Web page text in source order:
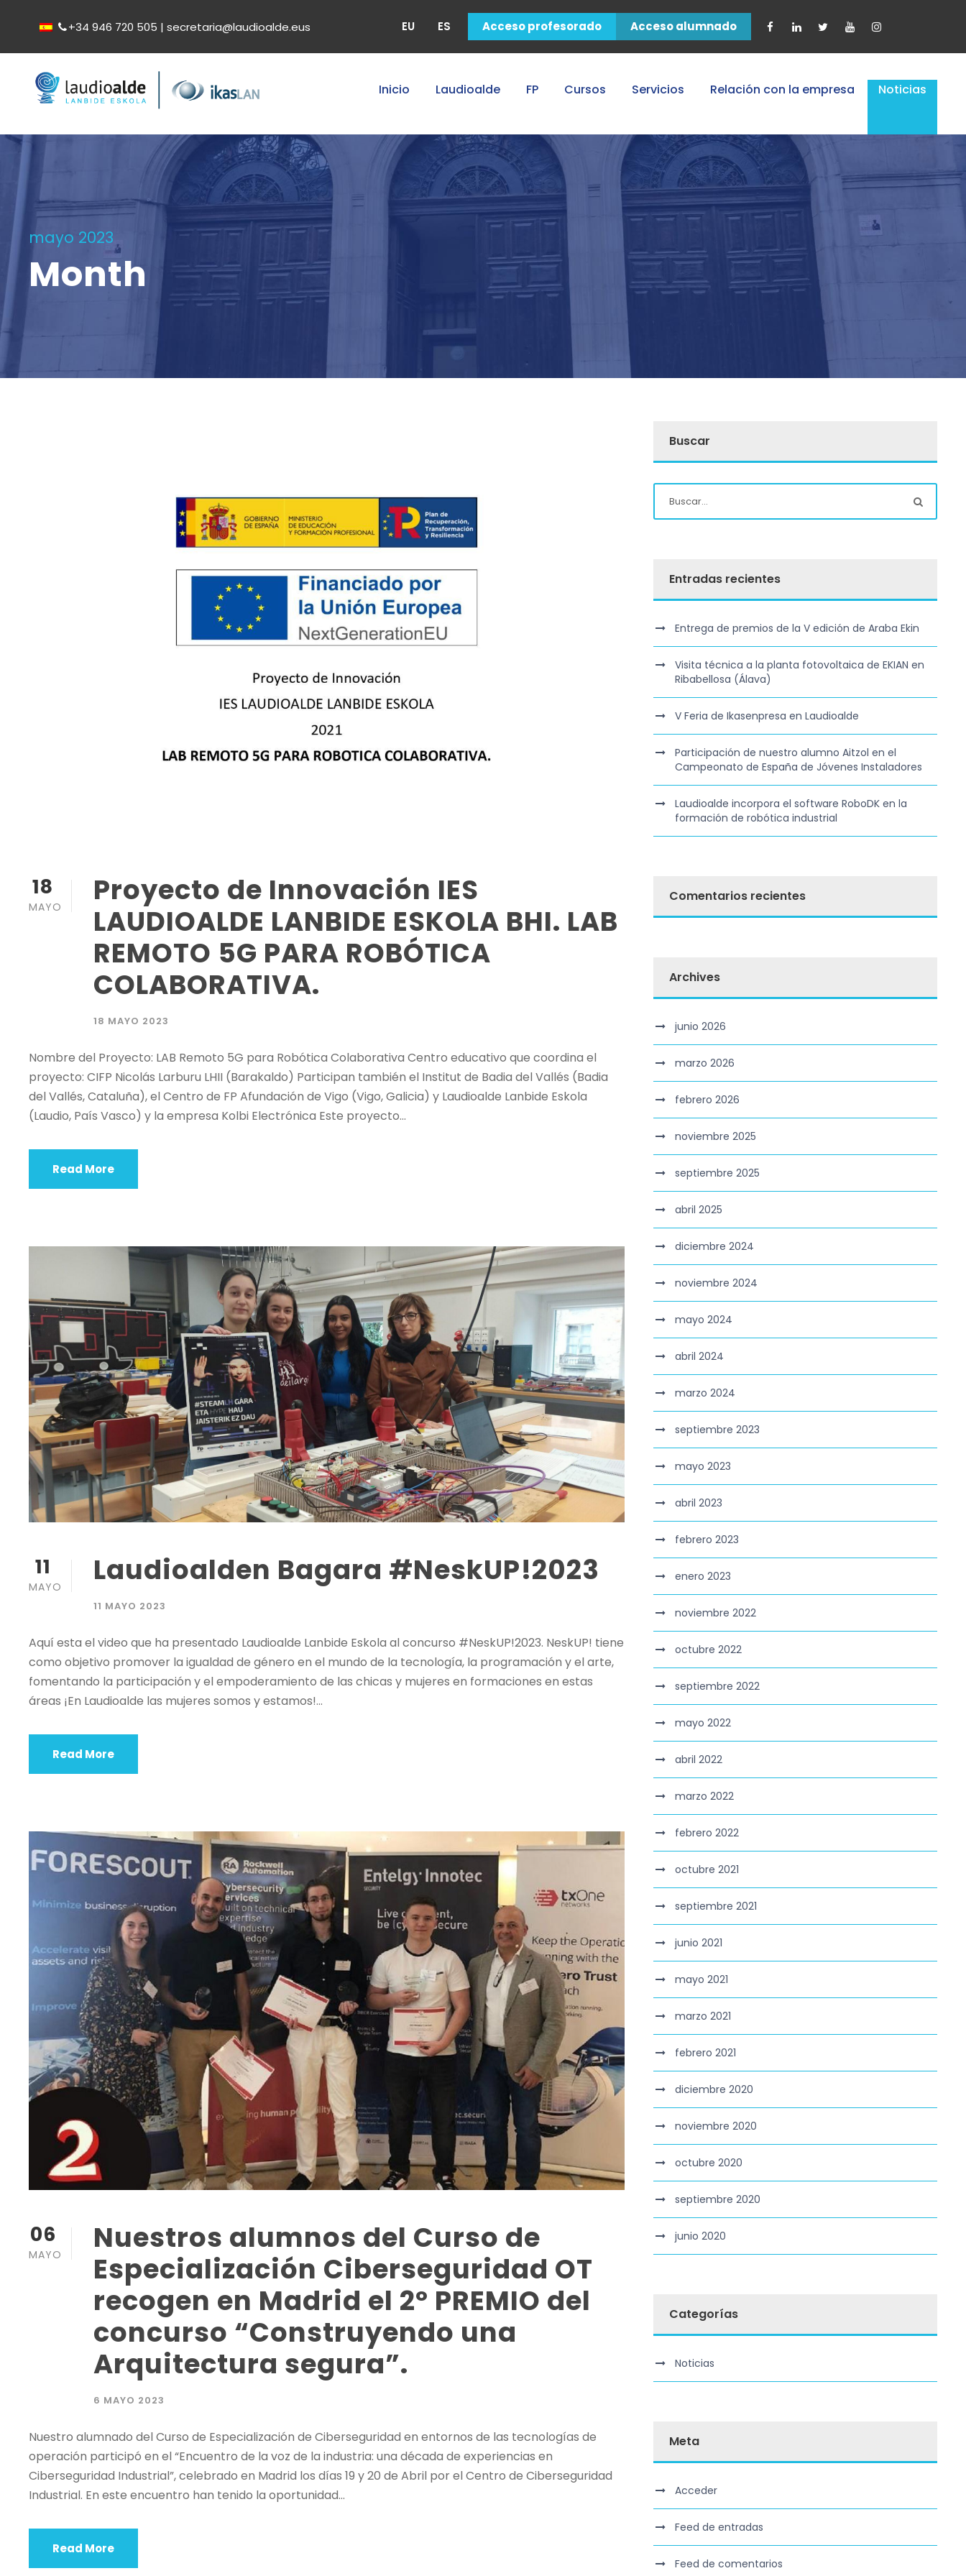
+34 946 720 505 | secretaria@laudioalde.eus EU ES Acceso profesorado Acceso alumnado
Inicio Laudioalde FP Cursos Servicios Relación con la empresa Noticias
mayo 2023
Month
18
MAYO
Proyecto de Innovación IES
LAUDIOALDE LANBIDE ESKOLA BHI. LAB
REMOTO 5G PARA ROBÓTICA
COLABORATIVA.
18 MAYO 2023
Nombre del Proyecto: LAB Remoto 5G para Robótica Colaborativa Centro educativo que coordina el
proyecto: CIFP Nicolás Larburu LHII (Barakaldo) Participan también el Institut de Badia del Vallés (Badia
del Vallés, Cataluña), el Centro de FP Afundación de Vigo (Vigo, Galicia) y Laudioalde Lanbide Eskola
(Laudio, País Vasco) y la empresa Kolbi Electrónica Este proyecto...
Read More
11
MAYO Laudioalden Bagara #NeskUP!2023
11 MAYO 2023
Aquí esta el video que ha presentado Laudioalde Lanbide Eskola al concurso #NeskUP!2023. NeskUP! tiene
como objetivo promover la igualdad de género en el mundo de la tecnología, la programación y el arte,
fomentando la participación y el empoderamiento de las chicas y mujeres en formaciones en estas
áreas ¡En Laudioalde las mujeres somos y estamos!...
Read More
06
MAYO
Nuestros alumnos del Curso de
Especialización Ciberseguridad OT
recogen en Madrid el 2º PREMIO del
concurso “Construyendo una
Arquitectura segura”.
6 MAYO 2023
Nuestro alumnado del Curso de Especialización de Ciberseguridad en entornos de las tecnologías de
operación participó en el “Encuentro de la voz de la industria: una década de experiencias en
Ciberseguridad Industrial”, celebrado en Madrid los días 19 y 20 de Abril por el Centro de Ciberseguridad
Industrial. En este encuentro han tenido la oportunidad...
Read More
Buscar
Entradas recientes
Entrega de premios de la V edición de Araba Ekin
Visita técnica a la planta fotovoltaica de EKIAN en
Ribabellosa (Álava)
V Feria de Ikasenpresa en Laudioalde
Participación de nuestro alumno Aitzol en el
Campeonato de España de Jóvenes Instaladores
Laudioalde incorpora el software RoboDK en la
formación de robótica industrial
Comentarios recientes
Archives
junio 2026
marzo 2026
febrero 2026
noviembre 2025
septiembre 2025
abril 2025
diciembre 2024
noviembre 2024
mayo 2024
abril 2024
marzo 2024
septiembre 2023
mayo 2023
abril 2023
febrero 2023
enero 2023
noviembre 2022
octubre 2022
septiembre 2022
mayo 2022
abril 2022
marzo 2022
febrero 2022
octubre 2021
septiembre 2021
junio 2021
mayo 2021
marzo 2021
febrero 2021
diciembre 2020
noviembre 2020
octubre 2020
septiembre 2020
junio 2020
Categorías
Noticias
Meta
Acceder
Feed de entradas
Feed de comentarios